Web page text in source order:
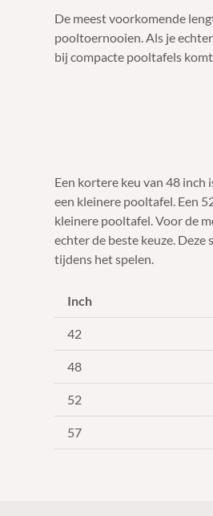
De meest voorkomende
pooltoernooien. Als je
bij compacte pooltafels
Een kortere keu van 48
een kleinere pooltafel. Een
kleinere pooltafel. Voor de
echter de beste keuze.
tijdens het spelen.
Inch
42
48
52
57